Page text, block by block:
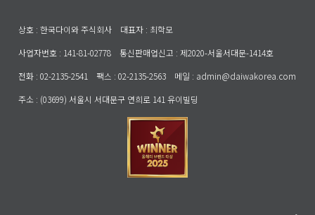
상호 : 한국다이와 주식회사 대표자 : 최학모
사업자번호 : 141-81-02778 통신판매업신고 : 제2020-서울서대문-1414호
전화 : 02-2135-2541 팩스 : 02-2135-2563 메일 : admin@daiwakorea.com
주소 : (03699) 서울시 서대문구 연희로 141 유이빌딩